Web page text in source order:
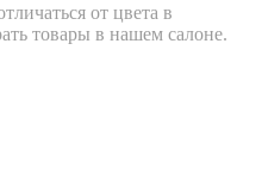
от цвета в
товары в нашем салоне.